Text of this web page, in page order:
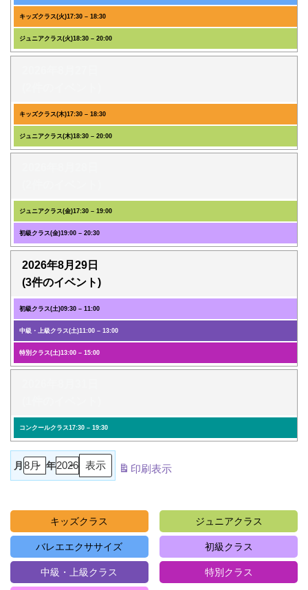
キッズクラス(火)17:30 – 18:30
ジュニアクラス(火)18:30 – 20:00
キッズクラス(木)17:30 – 18:30
ジュニアクラス(木)18:30 – 20:00
ジュニアクラス(金)17:30 – 19:00
初級クラス(金)19:00 – 20:30
2026年8月29日
(3件のイベント)
初級クラス(土)09:30 – 11:00
中級・上級クラス(土)11:00 – 13:00
特別クラス(土)13:00 – 15:00
コンクールクラス17:30 – 19:30
月 年 印刷表示
キッズクラス ジュニアクラス
バレエエクササイズ 初級クラス
中級・上級クラス 特別クラス